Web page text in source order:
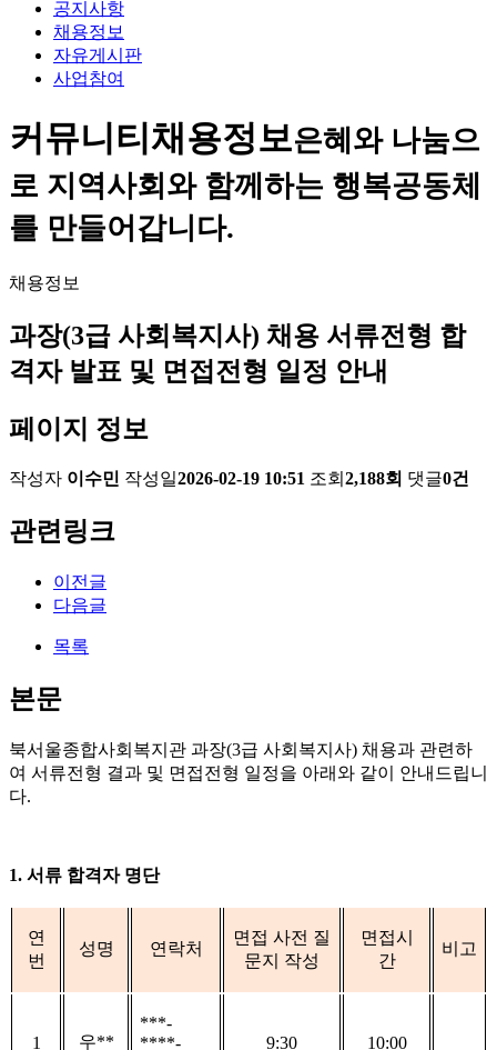
공지사항
채용정보
자유게시판
사업참여
커뮤니티채용정보은혜와 나눔으
로 지역사회와 함께하는 행복공동체
를 만들어갑니다.
채용정보
과장(3급 사회복지사) 채용 서류전형 합
격자 발표 및 면접전형 일정 안내
페이지 정보
작성자 이수민 작성일2026-02-19 10:51 조회 2,188회 댓글0건
관련링크
이전글
다음글
목록
본문
북서울종합사회복지관 과장(3급 사회복지사) 채용과 관련하
여 서류전형 결과 및 면접전형 일정을 아래와 같이 안내드립니
다.
1. 서류 합격자 명단
연
번
성명 연락처
면접 사전 질
문지 작성
면접시
간
비고
1 우**
***-
****-
9:30 10:00